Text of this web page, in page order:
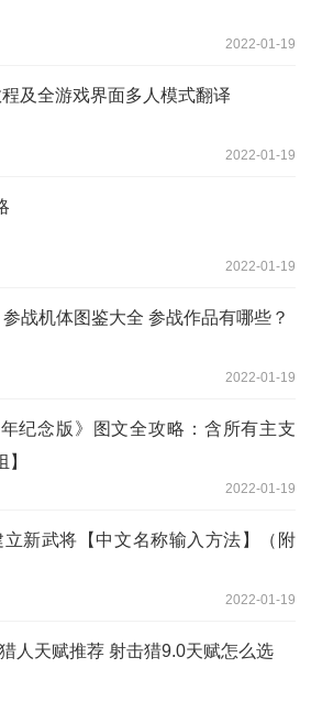
2022-01-19
程及全游戏界面多人模式翻译
2022-01-19
2022-01-19
参战机体图鉴大全 参战作品有哪些？
2022-01-19
纪念版》图文全攻略：含所有主支
2022-01-19
立新武将【中文名称输入方法】（附
2022-01-19
人天赋推荐 射击猎9.0天赋怎么选